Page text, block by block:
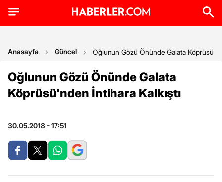
Anasayfa Güncel Oğlunun Gözü Önünde Galata
Oğlunun Gözü Önünde Galata
Köprüsü'nden İntihara Kalkıştı
30.05.2018 - 17:51